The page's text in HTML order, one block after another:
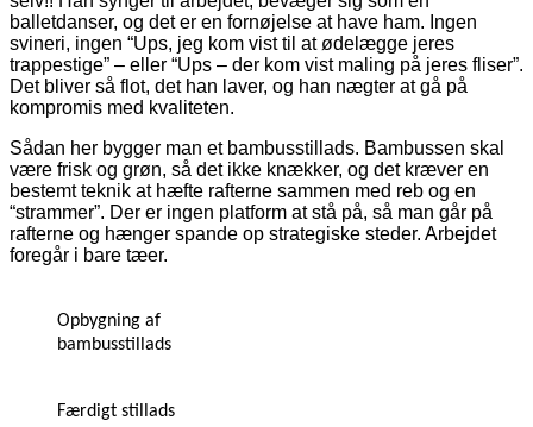
balletdanser, og det er en fornøjelse at have ham. Ingen
svineri, ingen “Ups, jeg kom vist til at ødelægge jeres
trappestige” – eller “Ups – der kom vist maling på jeres fliser”.
Det bliver så flot, det han laver, og han nægter at gå på
kompromis med kvaliteten.
Sådan her bygger man et bambusstillads. Bambussen skal
være frisk og grøn, så det ikke knækker, og det kræver en
bestemt teknik at hæfte rafterne sammen med reb og en
“strammer”. Der er ingen platform at stå på, så man går på
rafterne og hænger spande op strategiske steder. Arbejdet
foregår i bare tæer.
Opbygning af
bambusstillads
Færdigt stillads